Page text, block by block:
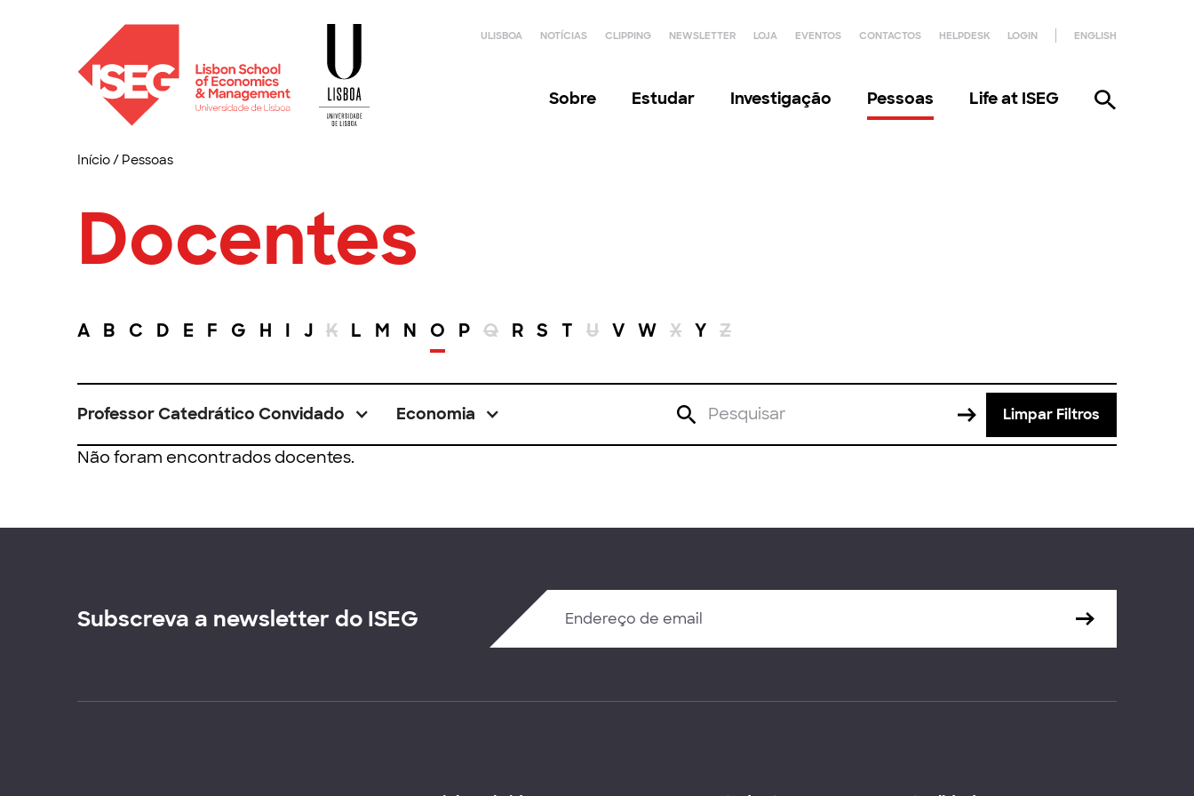
ULISBOA NOTÍCIAS CLIPPING NEWSLETTER LOJA EVENTOS CONTACTOS HELPDESK LOGIN ENGLISH
Sobre Estudar Investigação Pessoas Life at ISEG
Início/ Pessoas
Docentes
A B C D E F G H I J K L M N O P Q R S T U V W X Y Z
Professor Catedrático Convidado Economia Limpar Filtros
Não foram encontrados docentes.
Subscreva a newsletter do ISEG